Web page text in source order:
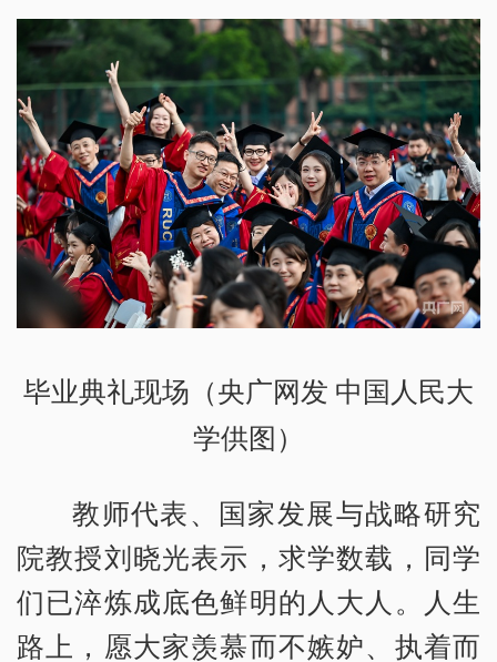
毕业典礼现场（央广网发 中国人民大
学供图）
教师代表、国家发展与战略研究
院教授刘晓光表示，求学数载，同学
们已淬炼成底色鲜明的人大人。人生
路上，愿大家羡慕而不嫉妒、执着而